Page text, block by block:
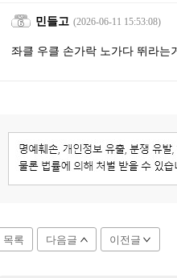
민들고 (2026-06-11 15:53:08)
좌클 우클 손가락 노가다 뛰라는
목록 다음글 이전글